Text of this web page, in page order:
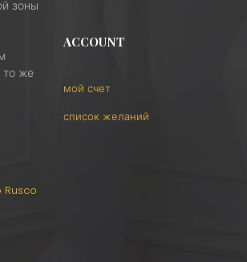
зоны
то же
ACCOUNT
мой счет
список желаний